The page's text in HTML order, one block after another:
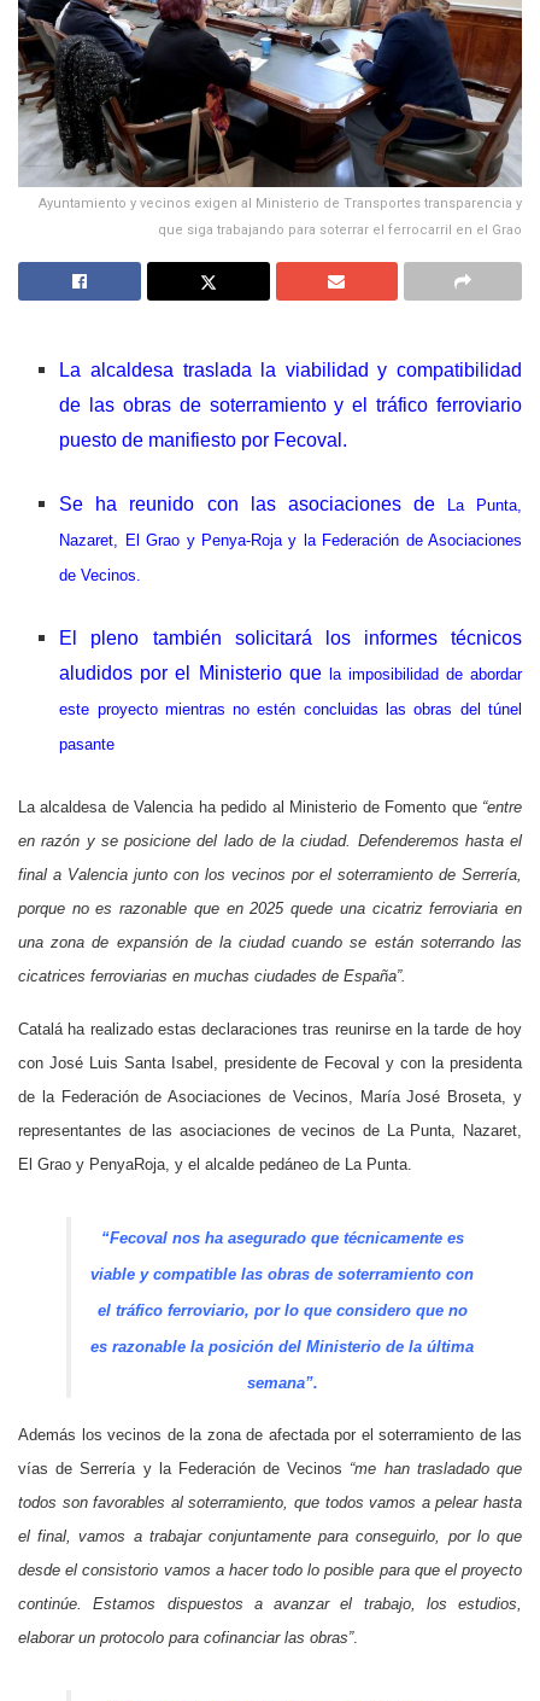
Ayuntamiento y vecinos exigen al Ministerio de Transportes transparencia y
que siga trabajando para soterrar el ferrocarril en el Grao
La alcaldesa traslada la viabilidad y compatibilidad
de las obras de soterramiento y el tráfico ferroviario
puesto de manifiesto por Fecoval.
Se ha reunido con las asociaciones de
La Punta,
Nazaret, El Grao y Penya-Roja y la Federación de Asociaciones
de Vecinos.
El pleno también solicitará los informes técnicos
aludidos por el Ministerio que la imposibilidad de abordar
este proyecto mientras no estén concluidas las obras del túnel
pasante
La alcaldesa de Valencia ha pedido al Ministerio de Fomento que “entre
en razón y se posicione del lado de la ciudad. Defenderemos hasta el
final a Valencia junto con los vecinos por el soterramiento de Serrería,
porque no es razonable que en 2025 quede una cicatriz ferroviaria en
una zona de expansión de la ciudad cuando se están soterrando las
cicatrices ferroviarias en muchas ciudades de España”.
Catalá ha realizado estas declaraciones tras reunirse en la tarde de hoy
con José Luis Santa Isabel, presidente de Fecoval y con la presidenta
de la Federación de Asociaciones de Vecinos, María José Broseta, y
representantes de las asociaciones de vecinos de La Punta, Nazaret,
El Grao y PenyaRoja, y el alcalde pedáneo de La Punta.
“Fecoval nos ha asegurado que técnicamente es
viable y compatible las obras de soterramiento con
el tráfico ferroviario, por lo que considero que no
es razonable la posición del Ministerio de la última
semana”.
Además los vecinos de la zona de afectada por el soterramiento de las
vías de Serrería y la Federación de Vecinos “me han trasladado que
todos son favorables al soterramiento, que todos vamos a pelear hasta
el final, vamos a trabajar conjuntamente para conseguirlo, por lo que
desde el consistorio vamos a hacer todo lo posible para que el proyecto
continúe. Estamos dispuestos a avanzar el trabajo, los estudios,
elaborar un protocolo para cofinanciar las obras”.